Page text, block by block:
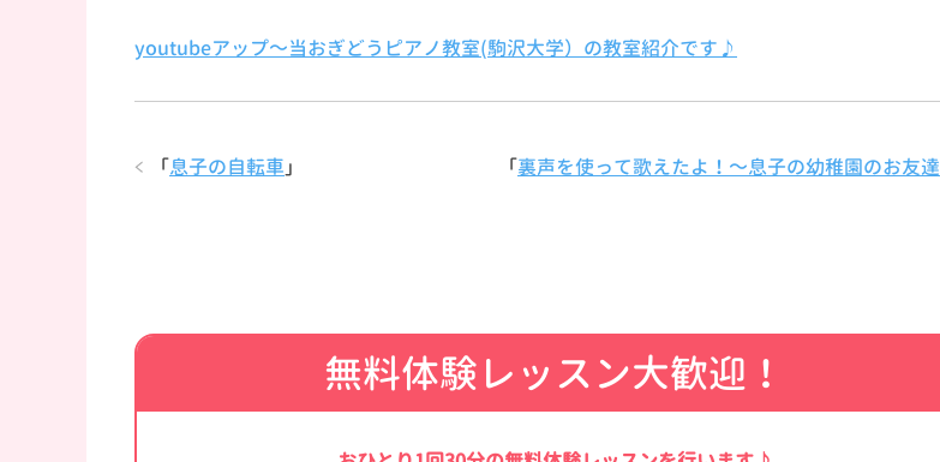
youtubeアップ～当おぎどうピアノ教室(駒沢大学）の教室紹介です♪
「裏声を使って歌えたよ！～息子の幼稚園のお友達
「息子の自転車 」
無料体験レッスン大歓迎！